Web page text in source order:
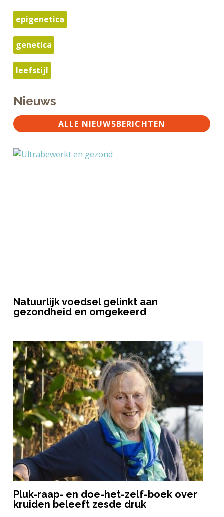
epigenetica
genetica
leefstijl
Nieuws
ALLE NIEUWSBERICHTEN
Natuurlijk voedsel gelinkt aan
gezondheid en omgekeerd
Pluk-raap- en doe-het-zelf-boek over
kruiden beleeft zesde druk